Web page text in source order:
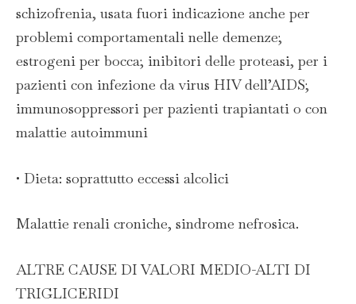
schizofrenia, usata fuori indicazione anche per
problemi comportamentali nelle demenze;
estrogeni per bocca; inibitori delle proteasi, per i
pazienti con infezione da virus HIV dell’AIDS;
immunosoppressori per pazienti trapiantati o con
malattie autoimmuni
• Dieta: soprattutto eccessi alcolici
Malattie renali croniche, sindrome nefrosica.
ALTRE CAUSE DI VALORI MEDIO-ALTI DI
TRIGLICERIDI